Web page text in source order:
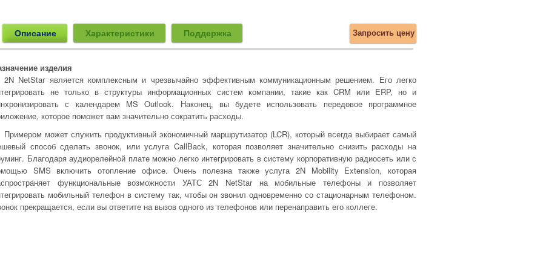
Описание Характеристики Поддержка Запросить цену
изделия
2N NetStar является комплексным и чрезвычайно эффективным коммуникационным решением. Его легко
не только в структуры информационных систем компании, такие как CRM или ERP, но и
с календарем MS Outlook. Наконец, вы будете использовать передовое программное
которое поможет вам значительно сократить расходы.
Примером может служить продуктивный экономичный маршрутизатор (LCR), который всегда выбирает самый
способ сделать звонок, или услуга CallBack, которая позволяет значительно снизить расходы на
Благодаря аудиорелейной плате можно легко интегрировать в систему корпоративную радиосеть или с
SMS включить отопление офисе. Очень полезна также услуга 2N Mobility Extension, которая
функциональные возможности УАТС 2N NetStar на мобильные телефоны и позволяет
мобильный телефон в систему так, чтобы он звонил одновременно со стационарным телефоном.
прекращается, если вы ответите на вызов одного из телефонов или перенаправить его коллеге.